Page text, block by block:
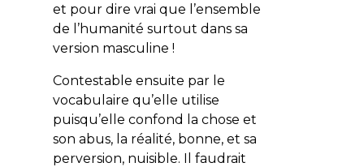
et pour dire vrai que l’ensemble
de l’humanité surtout dans sa
version masculine !
Contestable ensuite par le
vocabulaire qu’elle utilise
puisqu’elle confond la chose et
son abus, la réalité, bonne, et sa
perversion, nuisible. Il faudrait